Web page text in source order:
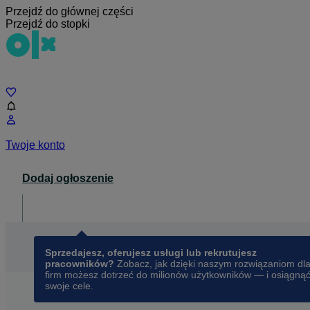
Przejdź do głównej części
Przejdź do stopki
Twoje konto
Dodaj ogłoszenie
Sprzedajesz, oferujesz usługi lub rekrutujesz
pracowników? Zobacz, jak dzięki naszym rozwiązaniom dla
firm możesz dotrzeć do milionów użytkowników — i osiągnąć
swoje cele.